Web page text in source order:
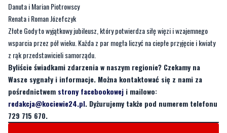
Danuta i Marian Piotrowscy
Renata i Roman Józefczyk
Złote Gody to wyjątkowy jubileusz, który potwierdza siłę więzi i wzajemnego
wsparcia przez pół wieku. Każda z par mogła liczyć na ciepłe przyjęcie i kwiaty
z rąk przedstawicieli samorządu.
Byliście świadkami zdarzenia w naszym regionie? Czekamy na
Wasze sygnały i informacje. Można kontaktować się z nami za
pośrednictwem strony facebookowej i mailowo:
redakcja@kociewie24.pl. Dyżurujemy także pod numerem telefonu
729 715 670.